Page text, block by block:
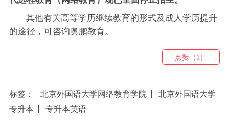
其他有关高等学历继续教育的形式及成人学历提升
的途径，可咨询奥鹏教育。
点赞（1）
标签： 北京外国语大学网络教育学院
北京外国语大学
专升本
专升本英语